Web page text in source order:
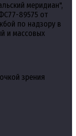
меридиан",
89575 от
по надзору в
и массовых
зрения